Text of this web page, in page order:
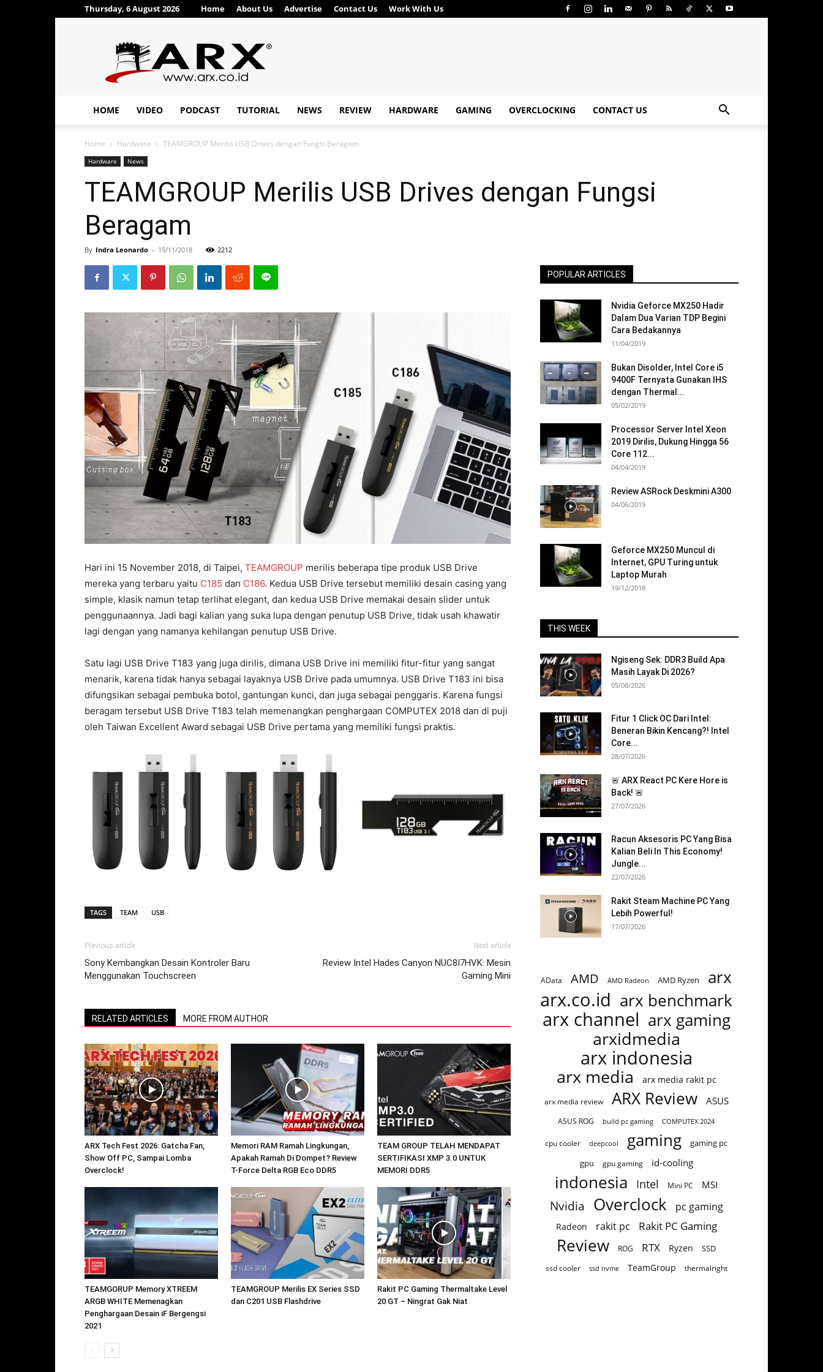
Thursday, 6 August 2026 Home About Us Advertise Contact Us Work With Us
ARX®
HOME VIDEO PODCAST TUTORIAL NEWS REVIEW HARDWARE GAMING OVERCLOCKING CONTACT US
Home Hardware TEAMGROUP Merilis USB Drives dengan Fungsi Beragam
Hardware News
TEAMGROUP Merilis USB Drives dengan Fungsi
Beragam
By Indra Leonardo - 15/11/2018 2212
Hari ini 15 November 2018, di Taipei, TEAMGROUP merilis beberapa tipe produk USB Drive
mereka yang terbaru yaitu C185 dan C186. Kedua USB Drive tersebut memiliki desain casing yang
simple, klasik namun tetap terlihat elegant, dan kedua USB Drive memakai desain slider untuk
penggunaannya. Jadi bagi kalian yang suka lupa dengan penutup USB Drive, tidak usah khawatir
lagi dengan yang namanya kehilangan penutup USB Drive.
Satu lagi USB Drive T183 yang juga dirilis, dimana USB Drive ini memiliki fitur-fitur yang sangat
menarik, karena tidak hanya sebagai layaknya USB Drive pada umumnya. USB Drive T183 ini bisa
difungsikan sebagai pembuka botol, gantungan kunci, dan juga sebagai penggaris. Karena fungsi
beragam tersebut USB Drive T183 telah memenangkan penghargaan COMPUTEX 2018 dan di puji
oleh Taiwan Excellent Award sebagai USB Drive pertama yang memiliki fungsi praktis.
TAGS TEAM USB
Previous article
Sony Kembangkan Desain Kontroler Baru
Menggunakan Touchscreen
Next article
Review Intel Hades Canyon NUC8I7HVK: Mesin
Gaming Mini
RELATED ARTICLES MORE FROM AUTHOR
ARX Tech Fest 2026: Gatcha Fan,
Show Off PC, Sampai Lomba
Overclock!
Memori RAM Ramah Lingkungan,
Apakah Ramah Di Dompet? Review
T-Force Delta RGB Eco DDR5
TEAM GROUP TELAH MENDAPAT
SERTIFIKASI XMP 3.0 UNTUK
MEMORI DDR5
TEAMGORUP Memory XTREEM
ARGB WHITE Memenagkan
Penghargaan Desain iF Bergengsi
2021
TEAMGROUP Merilis EX Series SSD
dan C201 USB Flashdrive
Rakit PC Gaming Thermaltake Level
20 GT – Ningrat Gak Niat
POPULAR ARTICLES
Nvidia Geforce MX250 Hadir
Dalam Dua Varian TDP Begini
Cara Bedakannya
11/04/2019
Bukan Disolder, Intel Core i5
9400F Ternyata Gunakan IHS
dengan Thermal...
05/02/2019
Processor Server Intel Xeon
2019 Dirilis, Dukung Hingga 56
Core 112...
04/04/2019
Review ASRock Deskmini A300
04/06/2019
Geforce MX250 Muncul di
Internet, GPU Turing untuk
Laptop Murah
19/12/2018
THIS WEEK
Ngiseng Sek: DDR3 Build Apa
Masih Layak Di 2026?
05/08/2026
Fitur 1 Click OC Dari Intel:
Beneran Bikin Kencang?! Intel
Core...
28/07/2026
🚨 ARX React PC Kere Hore is
Back! 🚨
27/07/2026
Racun Aksesoris PC Yang Bisa
Kalian Beli In This Economy!
Jungle...
22/07/2026
Rakit Steam Machine PC Yang
Lebih Powerful!
17/07/2026
AData AMD AMD Radeon AMD Ryzen arx
arx.co.id arx benchmark
arx channel arx gaming
arxidmedia
arx indonesia
arx media arx media rakit pc
arx media review ARX Review ASUS
ASUS ROG build pc gaming COMPUTEX 2024
cpu cooler deepcool gaming
gaming pc
gpu
gpu gaming id-cooling
indonesia Intel Mini PC MSI
Nvidia Overclock pc gaming
Radeon rakit pc Rakit PC Gaming
Review ROG RTX Ryzen SSD
ssd cooler ssd nvme TeamGroup thermalright